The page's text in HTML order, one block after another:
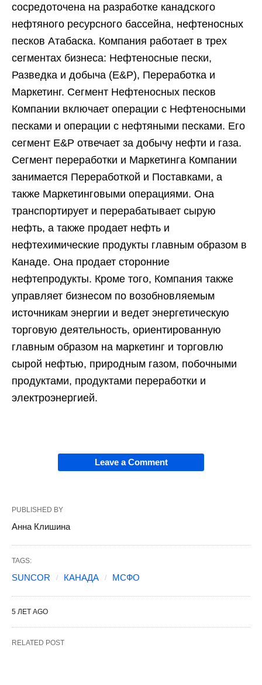
сосредоточена на разработке канадского
нефтяного ресурсного бассейна, нефтеносных
песков Атабаска. Компания работает в трех
сегментах бизнеса: Нефтеносные пески,
Разведка и добыча (E&P), Переработка и
Маркетинг. Сегмент Нефтеносных песков
Компании включает операции с Нефтеносными
песками и операции с нефтяными песками. Его
сегмент E&P отвечает за добычу нефти и газа.
Сегмент переработки и Маркетинга Компании
занимается Переработкой и Поставками, а
также Маркетинговыми операциями. Она
транспортирует и перерабатывает сырую
нефть, а также продает нефть и
нефтехимические продукты главным образом в
Канаде. Она продает сторонние
нефтепродукты. Кроме того, Компания также
управляет бизнесом по возобновляемым
источникам энергии и ведет энергетическую
торговую деятельность, ориентированную
главным образом на маркетинг и торговлю
сырой нефтью, природным газом, побочными
продуктами, продуктами переработки и
электроэнергией.
Leave a Comment
PUBLISHED BY
Анна Клишина
TAGS:
SUNCOR КАНАДА МСФО
5 ЛЕТ AGO
RELATED POST